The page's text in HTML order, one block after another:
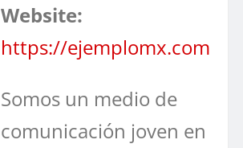
Website:
https://ejemplomx.com
Somos un medio de
comunicación joven en